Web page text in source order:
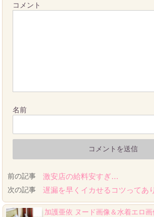
コメント
名前
前の記事 激安店の給料安すぎ…
次の記事 遅漏を早くイカせるコツってあ
加護亜依 ヌード画像＆水着エロ